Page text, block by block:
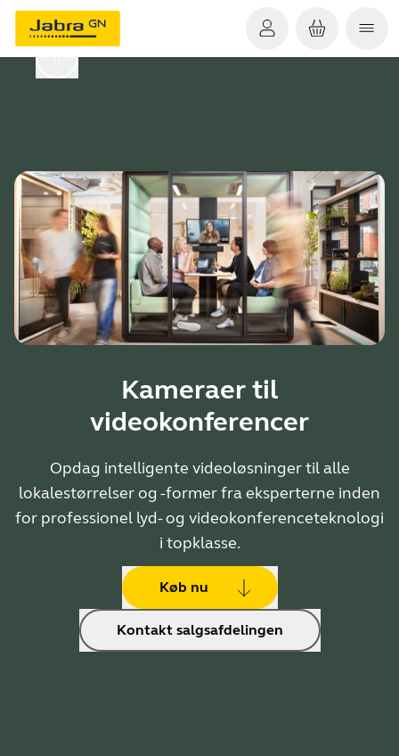
Kameraer til
videokonferencer
Opdag intelligente videoløsninger til alle
lokalestørrelser og -former fra eksperterne inden
for professionel lyd- og videokonferenceteknologi
i topklasse.
Køb nu
Kontakt salgsafdelingen